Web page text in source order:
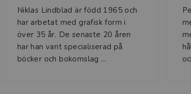
Niklas Lindblad är född 1965 och
har arbetat med grafisk form i
över 35 år. De senaste 20 åren
har han varit specialiserad på
böcker och bokomslag ...